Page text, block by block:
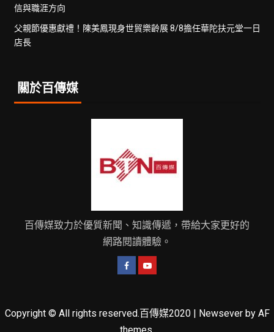
信與職涯方向
父親節優惠獻禮！陳美鳳現身世貿樂齡展 8/8擔任華陀扶元堂一日
店長
關於百傳媒
百傳媒致力於優質新聞、知識傳遞，帶給大家更好的
網路閱讀體驗。
Copyright © All rights reserved.百傳媒2020 Newseverby AF